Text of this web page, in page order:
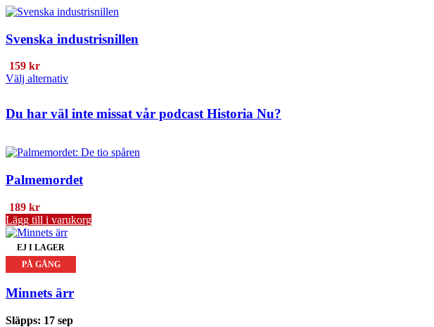
Svenska industrisnillen
159 kr
Välj alternativDen
har
De
alternativen
på
produktsidan
Du har väl inte missat vår podcastHistoria Nu?
Palmemordet
189 kr
Lägg till i varukorg
EJ I LAGER
PÅ GÅNG
Minnets ärr
Släpps: 17 sep